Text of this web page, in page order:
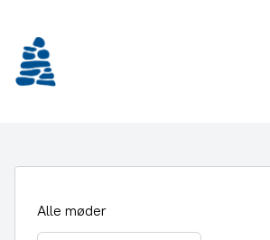
indhold
Alle møder